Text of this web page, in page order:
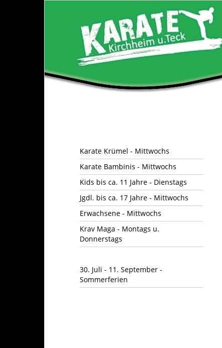
Karate Krümel - Mittwochs
Karate Bambinis - Mittwochs
Kids bis ca. 11 Jahre - Dienstags
Jgdl. bis ca. 17 Jahre - Mittwochs
Erwachsene - Mittwochs
Krav Maga - Montags u.
Donnerstags
30. Juli - 11. September -
Sommerferien